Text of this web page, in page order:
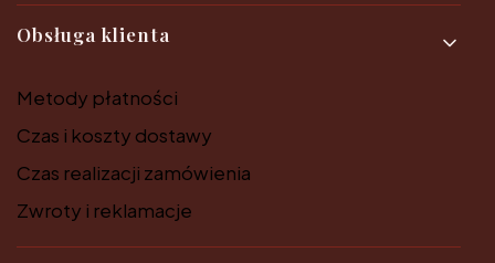
Obsługa klienta
Metody płatności
Czas i koszty dostawy
Czas realizacji zamówienia
Zwroty i reklamacje